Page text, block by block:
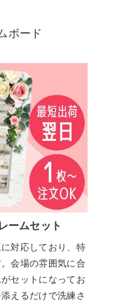
ボード
ームセット
対応しており、特
会場の雰囲気に合
セットになってお
えるだけで洗練さ